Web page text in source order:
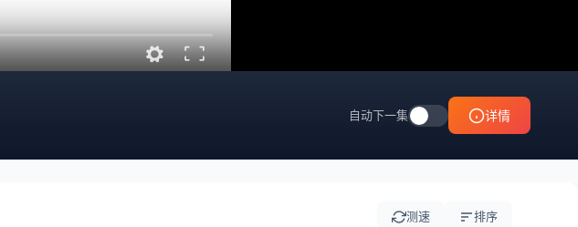
自动下一集 详情
测速 排序